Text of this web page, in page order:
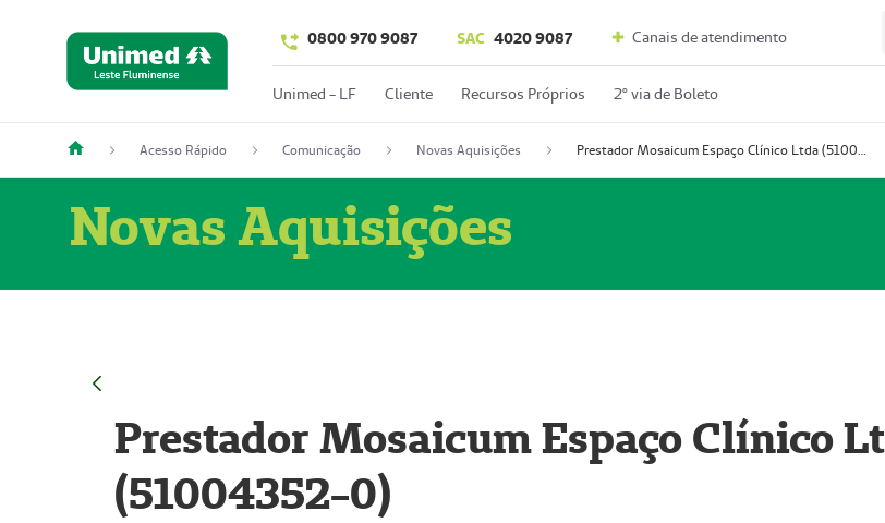
0800 970 9087 SAC 4020 9087 Canais de atendimento
Unimed - LF Cliente Recursos Próprios 2º via de Boleto
Acesso Rápido Comunicação Novas Aquisições Prestador Mosaicum Espaço Clínico Ltda (51004352-0)
Novas Aquisições
Prestador Mosaicum Espaço Clínico
(51004352-0)